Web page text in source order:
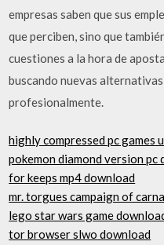
empresas saben que sus
que perciben, sino que
cuestiones a la hora de
buscando nuevas
profesionalmente.
highly compressed pc games
pokemon diamond version pc
for keeps mp4 download
mr. torgues campaign of
lego star wars game
tor browser slwo download